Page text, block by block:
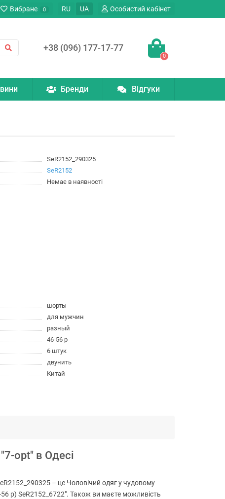
Вибране 0 RU UA Особистий кабінет
+38 (096) 177-17-77
0
Бренди Відгуки
SeR2152_290325
SeR2152
Немає в наявності
шорты
для мужчин
разный
46-56 р
6 штук
двунить
Китай
opt" в Одесі
– це Чоловічий одяг у чудовому
56 р) SeR2152_6722". Також ви маєте можливість